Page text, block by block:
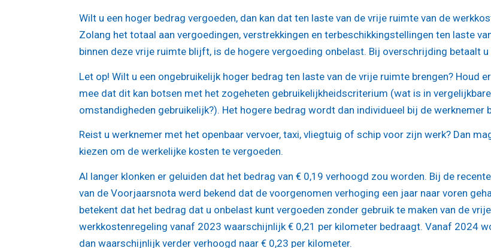
Wilt u een hoger bedrag vergoeden, dan kan dat ten laste van de vrije ruimte van de
Zolang het totaal aan vergoedingen, verstrekkingen en terbeschikkingstellingen ten laste
binnen deze vrije ruimte blijft, is de hogere vergoeding onbelast. Bij overschrijding betaalt u
Let op! Wilt u een ongebruikelijk hoger bedrag ten laste van de vrije ruimte brengen? Houd
mee dat dit kan botsen met het zogeheten gebruikelijkheidscriterium (wat is in vergelijkbare
omstandigheden gebruikelijk?). Het hogere bedrag wordt dan individueel bij de werknemer
Reist u werknemer met het openbaar vervoer, taxi, vliegtuig of schip voor zijn werk? Dan
kiezen om de werkelijke kosten te vergoeden.
Al langer klonken er geluiden dat het bedrag van € 0,19 verhoogd zou worden. Bij de
van de Voorjaarsnota werd bekend dat de voorgenomen verhoging een jaar naar voren
betekent dat het bedrag dat u onbelast kunt vergoeden zonder gebruik te maken van de
werkkostenregeling vanaf 2023 waarschijnlijk € 0,21 per kilometer bedraagt. Vanaf 2024
dan waarschijnlijk verder verhoogd naar € 0,23 per kilometer.